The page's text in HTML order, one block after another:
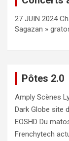
27 JUIN 2024
Sagazan »
Pôtes 2.0
Amply Scènes
Dark Globe site
EOSHD Du
Frenchytech